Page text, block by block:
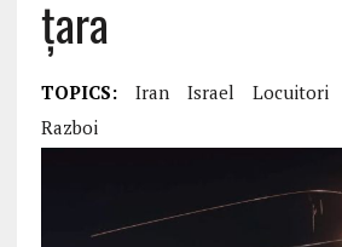
țara
TOPICS: Iran Israel Locuitori
Razboi